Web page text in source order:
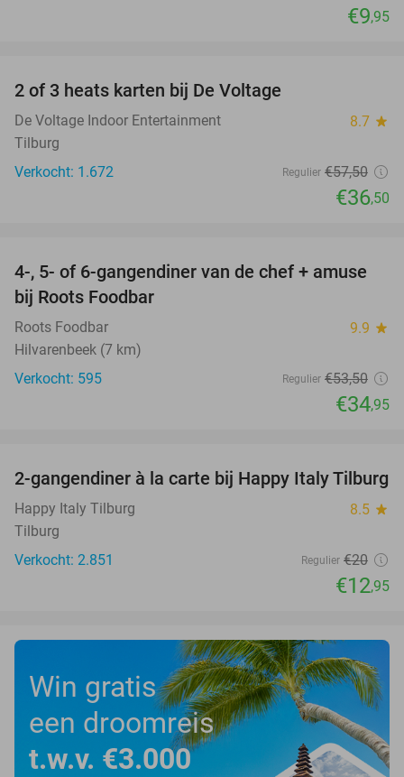
€9,95
2 of 3 heats karten bij De Voltage
De Voltage Indoor Entertainment 8.7 star
Tilburg
Verkocht: 1.672
Regulier €57,50
€36,50
35%
4-, 5- of 6-gangendiner van de chef + amuse
bij Roots Foodbar
Roots Foodbar 9.9 star
Hilvarenbeek (7 km)
Verkocht: 595
Regulier €53,50
€34,95
35%
2-gangendiner à la carte bij Happy Italy Tilburg
Happy Italy Tilburg 8.5 star
Tilburg
Verkocht: 2.851
Regulier €20
€12,95
Win gratis
een droomreis
t.w.v. €3.000